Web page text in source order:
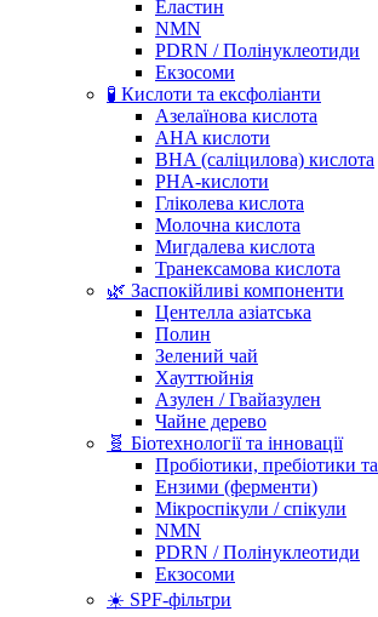
Еластин
NMN
PDRN / Полінуклеотиди
Екзосоми
🧪 Кислоти та ексфоліанти
Азелаїнова кислота
AHA кислоти
BHA (саліцилова) кислота
PHA-кислоти
Гліколева кислота
Молочна кислота
Мигдалева кислота
Транексамова кислота
🌿 Заспокійливі компоненти
Центелла азіатська
Полин
Зелений чай
Хауттюйнія
Азулен / Гвайазулен
Чайне дерево
🧬 Біотехнології та інновації
Пробіотики, пребіотики
Ензими (ферменти)
Мікроспікули / спікули
NMN
PDRN / Полінуклеотиди
Екзосоми
☀️ SPF-фільтри